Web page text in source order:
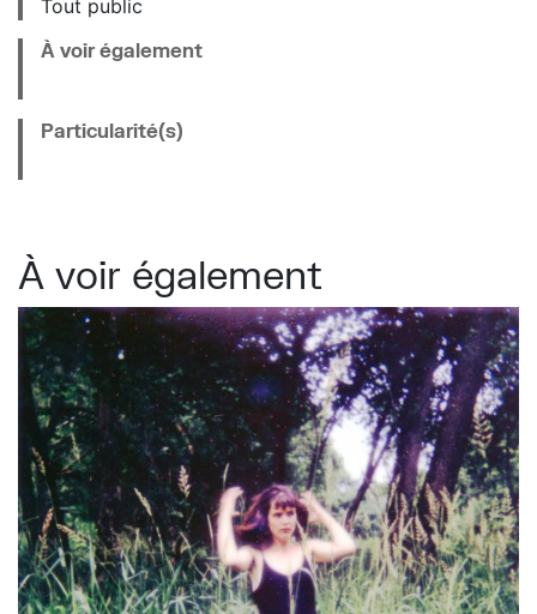
Tout public
À voir également
Particularité(s)
À voir également